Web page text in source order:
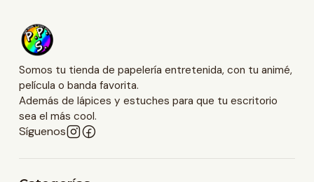
Somos tu tienda de papelería entretenida, con tu animé,
película o banda favorita.
Además de lápices y estuches para que tu escritorio
sea el más cool.
Síguenos